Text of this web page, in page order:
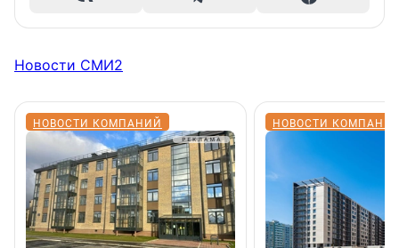
Новости СМИ2
НОВОСТИ КОМПАНИЙ НОВОСТИ